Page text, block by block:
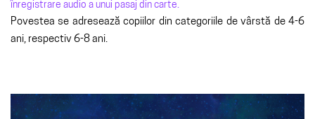
înregistrare audio a unui pasaj din carte.
Povestea se adresează copiilor din categoriile de vârstă de 4-6
ani, respectiv 6-8 ani.